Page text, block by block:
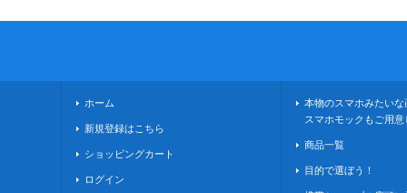
ホーム
新規登録はこちら
ショッピングカート
ログイン
本物のスマホみたい
スマホモックもご用
商品一覧
目的で選ぼう！